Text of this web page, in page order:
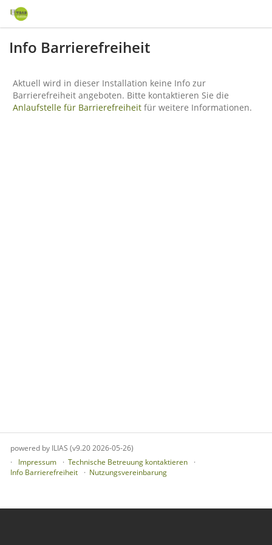
Info Barrierefreiheit
Aktuell wird in dieser Installation keine Info zur
Barrierefreiheit angeboten. Bitte kontaktieren Sie die
Anlaufstelle für Barrierefreiheit für weitere Informationen.
powered by ILIAS (v9.20 2026-05-26)
Impressum
Technische Betreuung kontaktieren
Info Barrierefreiheit
Nutzungsvereinbarung